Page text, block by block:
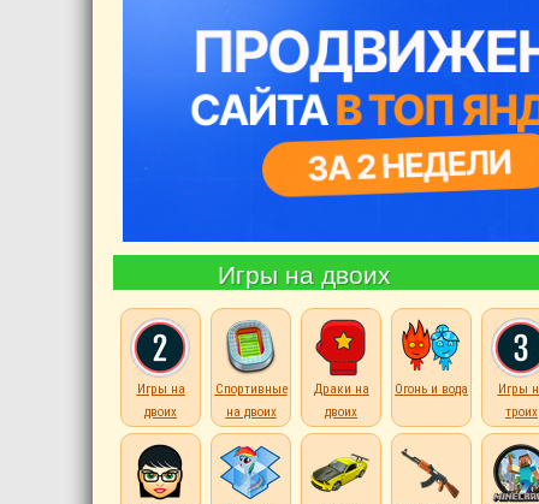
Игры на двоих
Игры на
двоих
Спортивные
на двоих
Драки на
двоих
Огонь и вода
Игры
троих